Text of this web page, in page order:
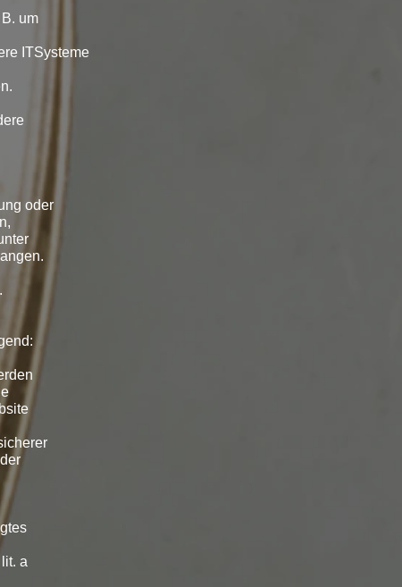
um
ITSysteme
oder
a